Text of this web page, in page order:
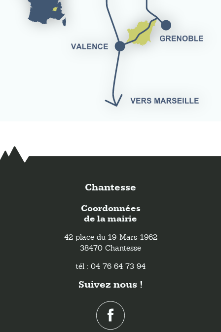
Chantesse
Coordonnées
de la mairie
42 place du 19-Mars-1962
38470 Chantesse
tél : 04 76 64 73 94
Suivez nous !